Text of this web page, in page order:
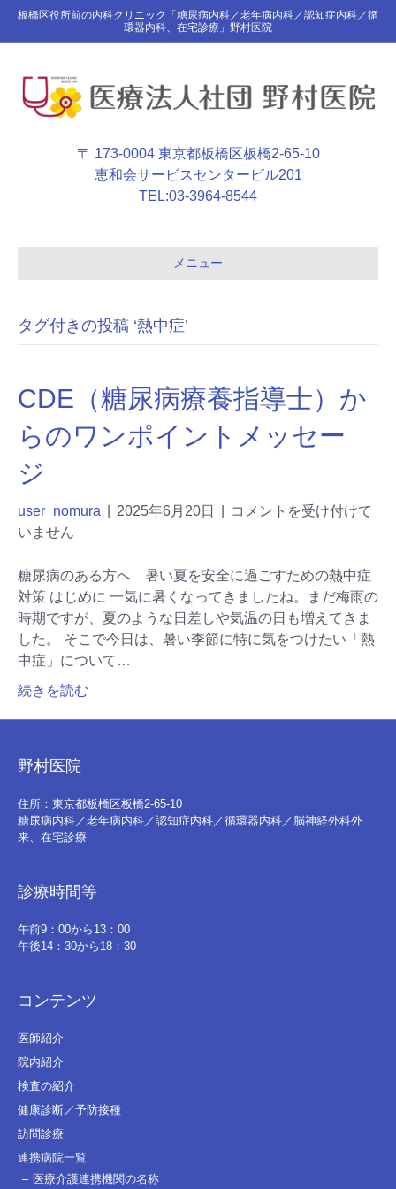
板橋区役所前の内科クリニック「糖尿病内科／老年病内科／認知症内科／循
環器内科、在宅診療」野村医院
〒 173-0004 東京都板橋区板橋2-65-10
恵和会サービスセンタービル201
TEL:03-3964-8544
メニュー
タグ付きの投稿 ‘熱中症’
CDE（糖尿病療養指導士）か
らのワンポイントメッセー
ジ
user_nomura 2025年6月20日
コメントを受け付けて
いません
糖尿病のある方へ 暑い夏を安全に過ごすための熱中症
対策 はじめに 一気に暑くなってきましたね。まだ梅雨の
時期ですが、夏のような日差しや気温の日も増えてきま
した。 そこで今日は、暑い季節に特に気をつけたい「熱
中症」について…
続きを読む
野村医院
住所：東京都板橋区板橋2-65-10
糖尿病内科／老年病内科／認知症内科／循環器内科／脳神経外科外
来、在宅診療
診療時間等
午前9：00から13：00
午後14：30から18：30
コンテンツ
医師紹介
院内紹介
検査の紹介
健康診断／予防接種
訪問診療
連携病院一覧
医療介護連携機関の名称